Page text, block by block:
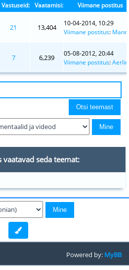
Vastuseid: Vaatamisi: Viimane postitus
21 13,404
10-04-2014, 10:29
Viimane postitus:
7 6,239
05-08-2012, 20:44
Viimane postitus:
vaatavad seda teemat:
Powered by: MyBB